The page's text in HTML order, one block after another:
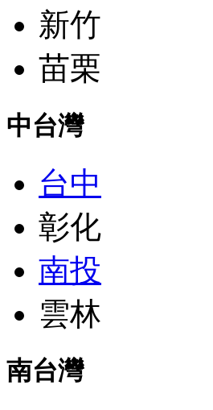
新竹
苗栗
中台灣
台中
彰化
南投
雲林
南台灣